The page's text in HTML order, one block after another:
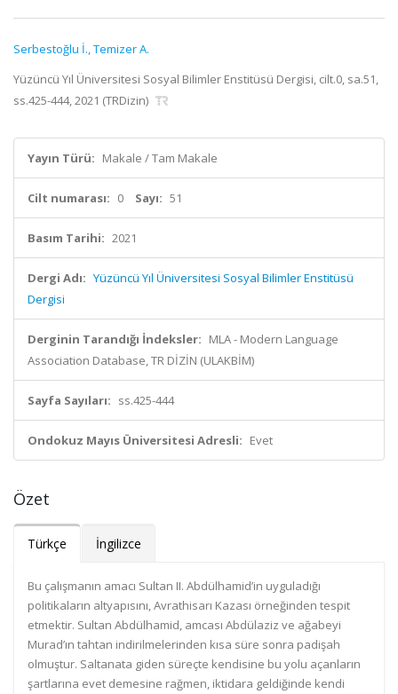
Serbestoğlu İ.,Temizer A.
Yüzüncü Yıl Üniversitesi Sosyal Bilimler Enstitüsü Dergisi, cilt.0, sa.51,
ss.425-444, 2021 (TRDizin)
Yayın Türü: Makale / Tam Makale
Cilt numarası: 0 Sayı: 51
Basım Tarihi: 2021
Dergi Adı: Yüzüncü Yıl Üniversitesi Sosyal Bilimler Enstitüsü
Dergisi
Derginin Tarandığı İndeksler: MLA - Modern Language
Association Database, TR DİZİN (ULAKBİM)
Sayfa Sayıları: ss.425-444
Ondokuz Mayıs Üniversitesi Adresli: Evet
Özet
Türkçe İngilizce
Bu çalışmanın amacı Sultan II. Abdülhamid’in uyguladığı
politikaların altyapısını, Avrathisarı Kazası örneğinden tespit
etmektir. Sultan Abdülhamid, amcası Abdülaziz ve ağabeyi
Murad’ın tahtan indirilmelerinden kısa süre sonra padişah
olmuştur. Saltanata giden süreçte kendisine bu yolu açanların
şartlarına evet demesine rağmen, iktidara geldiğinde kendi